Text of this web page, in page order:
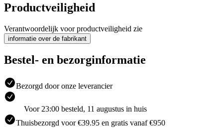
Productveiligheid
Verantwoordelijk voor productveiligheid zie
informatie over de fabrikant
Bestel- en bezorginformatie
Bezorgd door onze leverancier
Voor 23:00 besteld, 11 augustus in huis
Thuisbezorgd voor €39.95 en gratis vanaf €950